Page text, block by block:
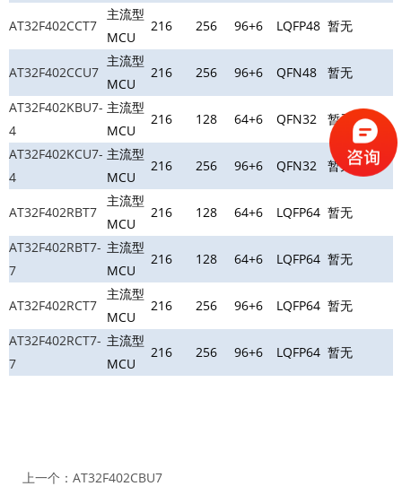
AT32F402CCT7
主流型
MCU
216 256 96+6 LQFP48 暂无
AT32F402CCU7
主流型
MCU
216 256 96+6 QFN48 暂无
AT32F402KBU7-
4
主流型
MCU
216 128 64+6 QFN32 暂无
AT32F402KCU7-
4
主流型
MCU
216 256 96+6 QFN32 暂无
AT32F402RBT7
主流型
MCU
216 128 64+6 LQFP64 暂无
AT32F402RBT7-
7
主流型
MCU
216 128 64+6 LQFP64 暂无
AT32F402RCT7
主流型
MCU
216 256 96+6 LQFP64 暂无
AT32F402RCT7-
7
主流型
MCU
216 256 96+6 LQFP64 暂无
上一个： AT32F402CBU7